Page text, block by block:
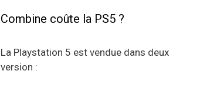
Combine coûte la PS5 ?
La Playstation 5 est vendue dans deux
version :